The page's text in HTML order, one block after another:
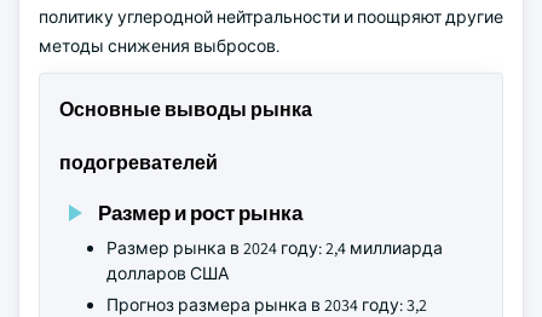
политику углеродной нейтральности и поощряют другие
методы снижения выбросов.
Основные выводы рынка
подогревателей
Размер и рост рынка
Размер рынка в 2024 году: 2,4 миллиарда
долларов США
Прогноз размера рынка в 2034 году: 3,2